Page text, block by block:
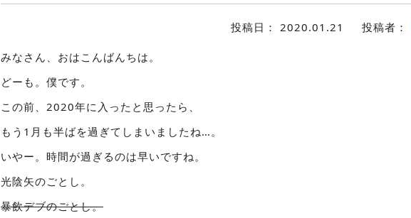
投稿日： 2020.01.21 投稿者：
みなさん、おはこんばんちは。
どーも。僕です。
この前、2020年に入ったと思ったら、
もう1月も半ばを過ぎてしまいましたね…。
いやー。時間が過ぎるのは早いですね。
光陰矢のごとし。
暴飲デブのごとし。